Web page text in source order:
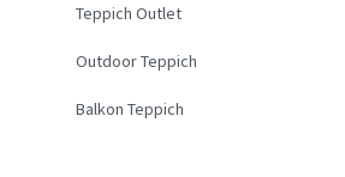
Teppich Outlet
Outdoor Teppich
Balkon Teppich